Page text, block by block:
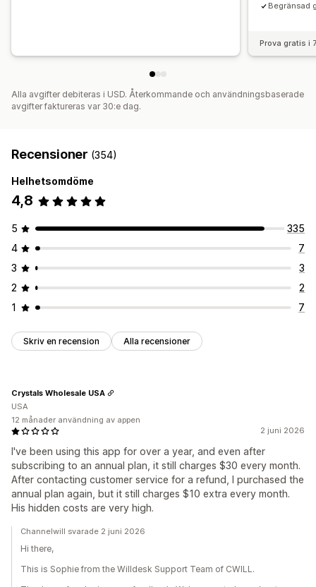
Begränsad
Prova gratis i
Alla avgifter debiteras i USD. Återkommande och användningsbaserade
avgifter faktureras var 30:e dag.
Recensioner (354)
Helhetsomdöme
4,8
5
335
4
7
3
3
2
2
1
7
Skriv en recension Alla recensioner
2 juni 2026
I've been using this app for over a year, and even after
subscribing to an annual plan, it still charges $30 every month.
After contacting customer service for a refund, I purchased the
annual plan again, but it still charges $10 extra every month.
His hidden costs are very high.
Crystals Wholesale USA
USA
12 månader användning av appen
Channelwill svarade 2 juni 2026
Hi there,
This is Sophie from the Willdesk Support Team of CWILL.